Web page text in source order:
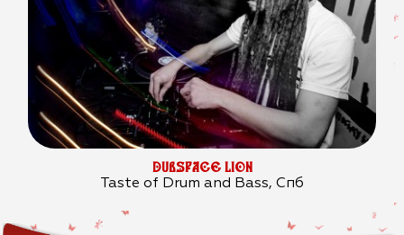
DUBSPACE LION
Taste of Drum and Bass, Спб